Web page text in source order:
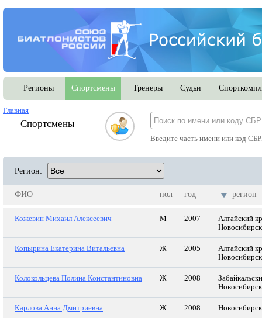
Регионы Спортсмены Тренеры Судьи
Главная
Спортсмены
Введите часть имени или код
Регион:
ФИО пол год регион
Кожевин Михаил Алексеевич М 2007
Алтайский
Копырина Екатерина Витальевна Ж 2005
Алтайский
Колокольцева Полина Константиновна Ж 2008
Карлова Анна Дмитриевна Ж 2008